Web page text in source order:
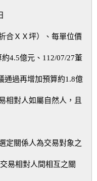
合ＸＸ坪）、每單位價
4.5億元、112/07/27董
通過再增加預算約1.8億
相對人如屬自然人，且
定關係人為交易對象之
易相對人間相互之關